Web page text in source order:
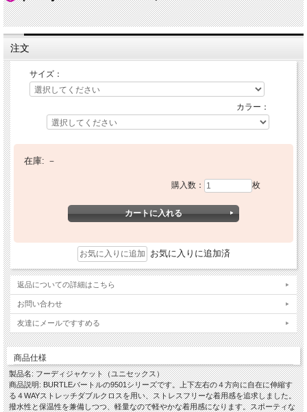
注文
サイズ：
カラー：
在庫: －
購入数： 枚
お気に入りに追加済
返品についての詳細はこちら
お問い合わせ
友達にメールですすめる
商品仕様
製品名: フーディジャケット（ユニセックス）
商品説明: BURTLEバートルの9501シリーズです。上下左右の４方向に自在に伸縮す
る４WAYストレッチダブルクロスを用い、ストレスフリーな着用感を追求しました。
撥水性と保温性を兼備しつつ、軽量なので軽やかな着用感になります。スポーティな